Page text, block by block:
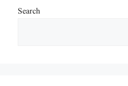
Search